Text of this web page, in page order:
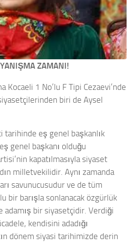
ZAMANI!
Kocaeli 1 No’lu F Tipi Cezaevi’nde
biri de Aysel
tarihinde eş genel başkanlık
genel başkanı olduğu
kapatılmasıyla siyaset
milletvekilidir. Aynı zamanda
savunucusudur ve de tüm
bir barışla sonlanacak özgürlük
adamış bir siyasetçidir. Verdiği
kendisini adadığı
dönem siyasi tarihimizde derin